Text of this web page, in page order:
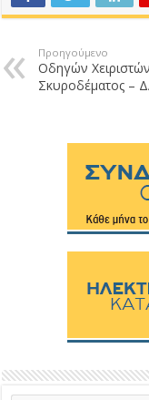
Προηγούμενο
Οδηγών Χειριστών
Σκυροδέματος –